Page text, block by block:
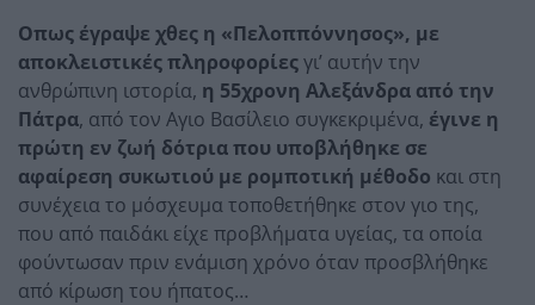
Οπως έγραψε χθες η «Πελοππόννησος», με
αποκλειστικές πληροφορίεςγι’ αυτήν την
ανθρώπινη ιστορία, η 55χρονη Αλεξάνδρα από την
Πάτρα, από τον Αγιο Βασίλειο συγκεκριμένα, έγινε η
πρώτη εν ζωή δότρια που υποβλήθηκε σε
αφαίρεση συκωτιού με ρομποτική μέθοδο και στη
συνέχεια το μόσχευμα τοποθετήθηκε στον γιο της,
που από παιδάκι είχε προβλήματα υγείας, τα οποία
φούντωσαν πριν ενάμιση χρόνο όταν προσβλήθηκε
από κίρωση του ήπατος…